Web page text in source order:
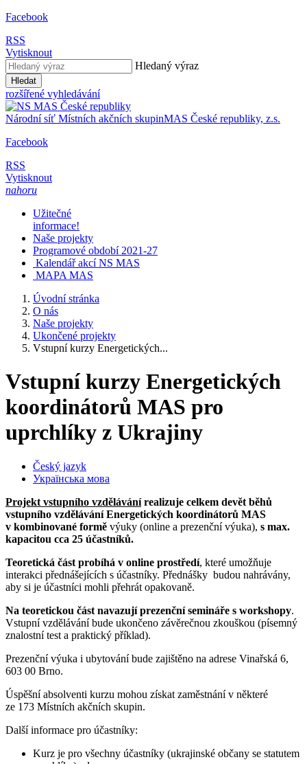
Facebook
RSS
Vytisknout
Hledaný výraz
Hledat
rozšířené vyhledávání
Národní síť Místních akčních skupinMAS České republiky, z.s.
Facebook
RSS
Vytisknout
nahoru
Užitečné
informace!
Naše projekty
Programové období 2021-27
Kalendář akcí NS MAS
MAPA MAS
Úvodní stránka
O nás
Naše projekty
Ukončené projekty
Vstupní kurzy Energetických...
Vstupní kurzy Energetických
koordinátorů MAS pro
uprchlíky z Ukrajiny
Český jazyk
Українська мова
Projekt vstupního vzdělávánírealizuje celkem devět běhů
vstupního vzdělávání Energetických koordinátorů MAS
v kombinované formě výuky (online a prezenční výuka), s max.
kapacitou cca 25 účastníků.
Teoretická část probíhá v online prostředí, které umožňuje
interakci přednášejících s účastníky. Přednášky budou nahrávány,
aby si je účastníci mohli přehrát opakovaně.
Na teoretickou část navazují prezenční semináře s workshopy.
Vstupní vzdělávání bude ukončeno závěrečnou zkouškou (písemný
znalostní test a praktický příklad).
Prezenční výuka i ubytování bude zajištěno na adrese Vinařská 6,
603 00 Brno.
Úspěšní absolventi kurzu mohou získat zaměstnání v některé
ze 173 Místních akčních skupin.
Další informace pro účastníky:
Kurz je pro všechny účastníky (ukrajinské občany se statutem